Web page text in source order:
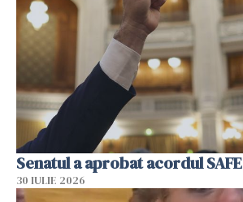
Senatul a aprobat acordul SAFE
30 IULIE 2026